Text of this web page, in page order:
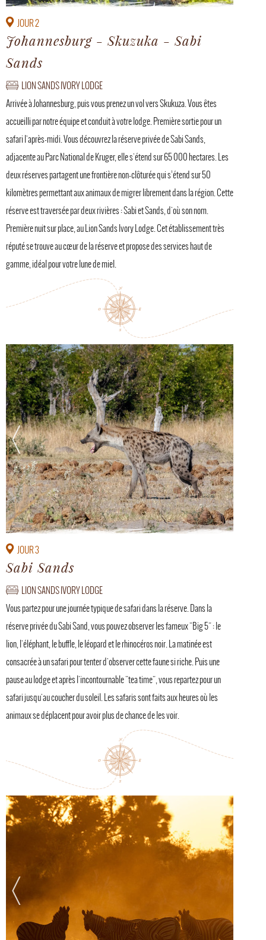
JOUR 2
Johannesburg - Skuzuka - Sabi
Sands
LION SANDS IVORY LODGE
Arrivée à Johannesburg, puis vous prenez un vol vers Skukuza. Vous êtes
accueilli par notre équipe et conduit à votre lodge. Première sortie pour un
safari l'après-midi. Vous découvrez la réserve privée de Sabi Sands,
adjacente au Parc National de Kruger, elle s'étend sur 65 000 hectares. Les
deux réserves partagent une frontière non-clôturée qui s’étend sur 50
kilomètres permettant aux animaux de migrer librement dans la région. Cette
réserve est traversée par deux rivières : Sabi et Sands, d'où son nom.
Première nuit sur place, au Lion Sands Ivory Lodge. Cet établissement très
réputé se trouve au cœur de la réserve et propose des services haut de
gamme, idéal pour votre lune de miel.
JOUR 3
Sabi Sands
LION SANDS IVORY LODGE
Vous partez pour une journée typique de safari dans la réserve. Dans la
réserve privée du Sabi Sand, vous pouvez observer les fameux "Big 5" : le
lion, l'éléphant, le buffle, le léopard et le rhinocéros noir. La matinée est
consacrée à un safari pour tenter d'observer cette faune si riche. Puis une
pause au lodge et après l'incontournable "tea time", vous repartez pour un
safari jusqu'au coucher du soleil. Les safaris sont faits aux heures où les
animaux se déplacent pour avoir plus de chance de les voir.